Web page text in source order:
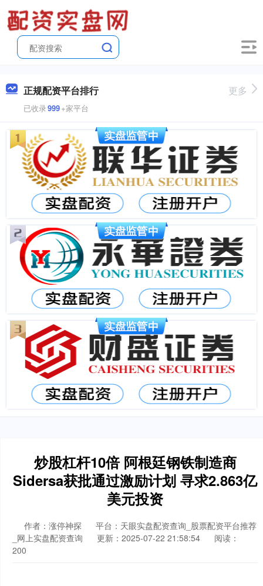
正规配资平台排行
已收录999+家平台
更多
炒股杠杆10倍 阿根廷钢铁制造商
Sidersa获批通过激励计划 寻求2.863亿
美元投资
作者：涨停神探
平台：天眼实盘配资查询_股票配资平台推荐
_网上实盘配资查询
更新：2025-07-22 21:58:54
阅读：
200